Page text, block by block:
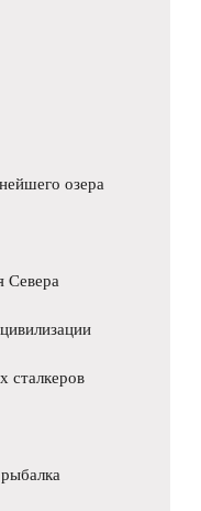
озера
Севера
сталкеров